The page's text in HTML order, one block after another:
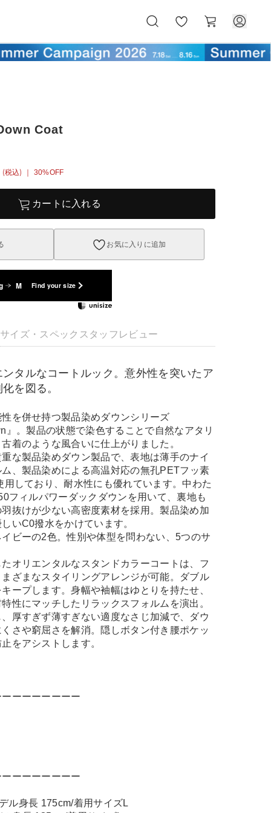
気
に
ー
ト
Coat
(税込) ｜ 30%OFF
カートに入れる
お気に入りに追加
M Find your size
サイズ・スペック スタッフレビュー
タルなコートルック。意外性を突いたア
を図る。
を併せ持つ製品染めダウンシリーズ
』。製品の状態で染色することで自然なアタリ
着のような風合いに仕上がりました。
な製品染めダウン製品で、表地は薄手のナイ
、製品染めによる高温対応の無孔PETフッ素
用しており、耐水性にも優れています。中わた
フィルパワーダックダウンを用いて、裏地も
抜けが少ない高密度素材を採用。製品染め加
いC0撥水をかけています。
ビーの2色。性別や体型を問わない、5つのサ
オリエンタルなスタンドカラーコートは、フ
ざまなスタイリングアレンジが可能。ダブル
ープします。身幅や袖幅はゆとりを持たせ、
性にマッチしたリラックスフォルムを演出。
厚すぎず薄すぎない適度なさじ加減で、ダウ
さや窮屈さを解消。隠しボタン付き腰ポケッ
をアシストします。
ーーーーーーー
ーーーーーーー
ル身長 175cm/着用サイズL